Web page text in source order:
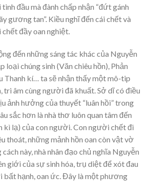
đầu mà đành chấp nhận “đứt gánh
gương tan”. Kiều nghĩ đến cái chết và
chết đầy oan nghiệt.
đến những sáng tác khác của Nguyễn
loại chúng sinh (Văn chiêu hồn), Phản
Thanh kí… ta sẽ nhận thấy một mô-tip
tri âm cùng người đã khuất. Sở dĩ có điều
ảnh hưởng của thuyết “luân hồi” trong
sắc hơn là nhà thơ luôn quan tâm đến
kì lạ) của con người. Con người chết đi
thoát, những mảnh hồn oan còn vật vờ
này, nhà nhân đạo chủ nghĩa Nguyễn
giới của sự sinh hóa, trụ diệt để xót đau
bất hạnh, oan ức. Đây là một phương